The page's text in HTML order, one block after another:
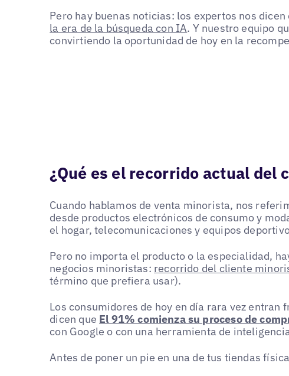
Pero hay buenas noticias: los expertos nos dicen
la era de la búsqueda con IA. Y nuestro equipo
convirtiendo la oportunidad de hoy en la
¿Qué es el recorrido actual del
Cuando hablamos de venta minorista, nos
desde productos electrónicos de consumo y
el hogar, telecomunicaciones y equipos
Pero no importa el producto o la especialidad,
negocios minoristas: recorrido del cliente
término que prefiera usar).
Los consumidores de hoy en día rara vez entran
dicen que El 91% comienza su proceso de
con Google o con una herramienta de
Antes de poner un pie en una de tus tiendas